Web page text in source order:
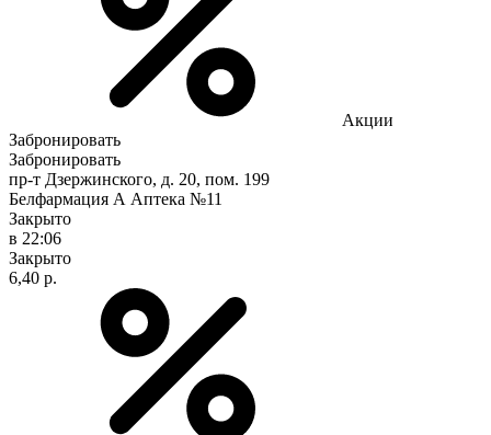
Акции
Забронировать
Забронировать
пр-т Дзержинского, д. 20, пом. 199
Белфармация А Аптека №11
Закрыто
в 22:06
Закрыто
6,40 р.